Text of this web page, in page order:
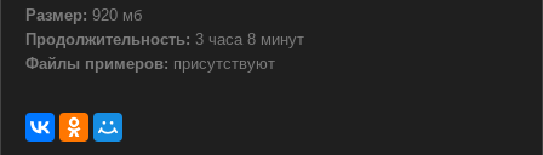
Размер: 920 мб
Продолжительность: 3 часа 8 минут
Файлы примеров: присутствуют